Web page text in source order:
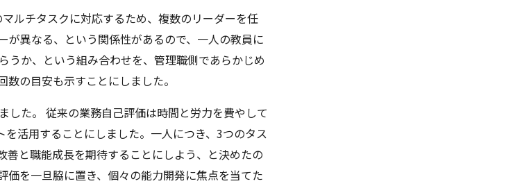
ルチタスクに対応するため、複数のリーダーを任
異なる、という関係性があるので、一人の教員に
うか、という組み合わせを、管理職側であらかじめ
の目安も示すことにしました。
した。 従来の業務自己評価は時間と労力を費やして
活用することにしました。一人につき、3つのタス
と職能成長を期待することにしよう、と決めたの
を一旦脇に置き、個々の能力開発に焦点を当てた